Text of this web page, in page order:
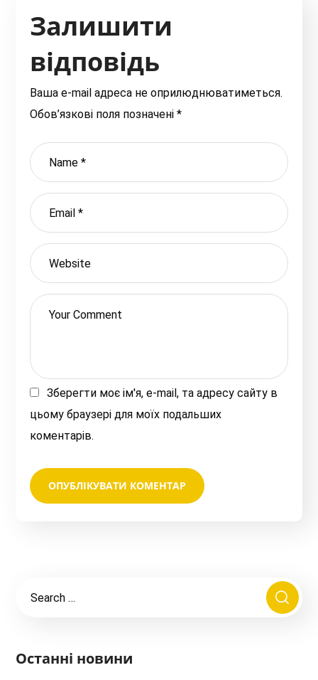
Залишити
відповідь
Ваша e-mail адреса не оприлюднюватиметься.
Обов’язкові поля позначені*
Зберегти моє ім'я, e-mail, та адресу сайту в
цьому браузері для моїх подальших
коментарів.
Останні новини